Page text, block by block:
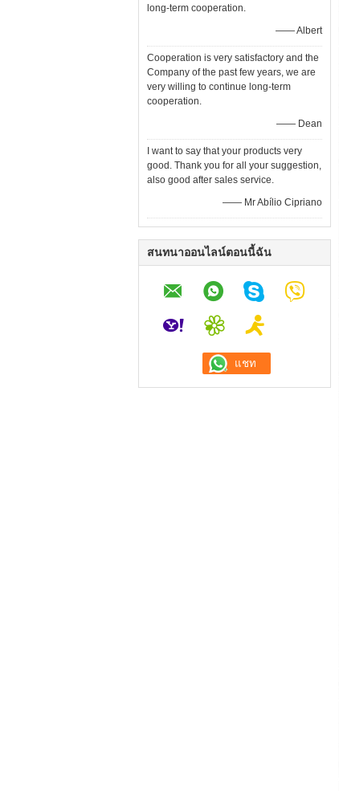
long-term cooperation.
—— Albert
Cooperation is very satisfactory and the
Company of the past few years, we are
very willing to continue long-term
cooperation.
—— Dean
I want to say that your products very
good. Thank you for all your suggestion,
also good after sales service.
—— Mr Abílio Cipriano
สนทนาออนไลน์ตอนนี้ฉัน